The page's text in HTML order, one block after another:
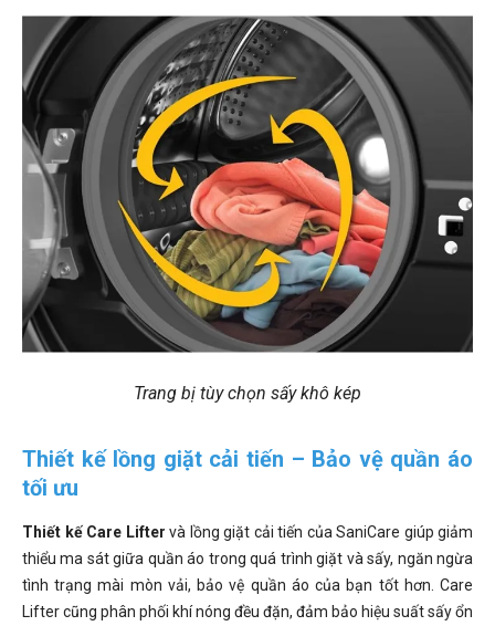
Trang bị tùy chọn sấy khô kép
Thiết kế lồng giặt cải tiến – Bảo vệ quần áo
tối ưu
Thiết kế Care Lifter và lồng giặt cải tiến của SaniCare giúp giảm
thiểu ma sát giữa quần áo trong quá trình giặt và sấy, ngăn ngừa
tình trạng mài mòn vải, bảo vệ quần áo của bạn tốt hơn. Care
Lifter cũng phân phối khí nóng đều đặn, đảm bảo hiệu suất sấy ổn